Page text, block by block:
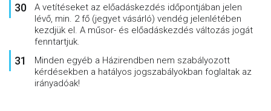
A vetítéseket az előadáskezdés időpontjában jelen
lévő, min. 2 fő (jegyet vásárló) vendég jelenlétében
kezdjük el. A műsor- és előadáskezdés változás jogát
fenntartjuk.
Minden egyéb a Házirendben nem szabályozott
kérdésekben a hatályos jogszabályokban foglaltak az
irányadóak!